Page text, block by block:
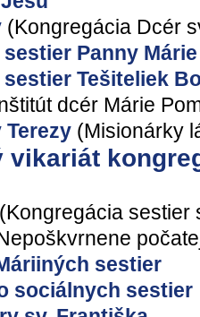
(Kongregácia Dcér
Panny
Tešiteliek
dcér Márie
(Misionárky
vikariát
sestier
sestier
sociálnych sestier